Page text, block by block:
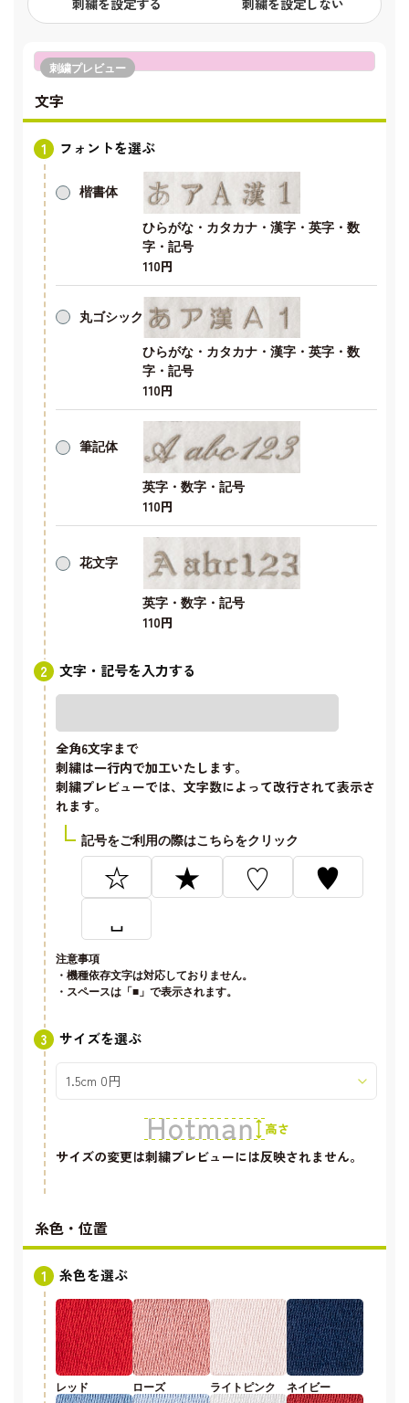
刺繍を設定する 刺繍を設定しない
刺繍プレビュー
文字
フォントを選ぶ
楷書体
ひらがな・カタカナ・漢字・英字・数
字・記号
110円
丸ゴシック
ひらがな・カタカナ・漢字・英字・数
字・記号
110円
筆記体
英字・数字・記号
110円
花文字
英字・数字・記号
110円
文字・記号を入力する
全角6文字まで
刺繍は一行内で加工いたします。
刺繍プレビューでは、文字数によって改行されて表示さ
れます。
記号をご利用の際はこちらをクリック
☆ ★ ♡
♥
␣
注意事項
・機種依存文字は対応しておりません。
・スペースは「■」で表示されます。
サイズを選ぶ
サイズの変更は刺繍プレビューには反映されません。
糸色・位置
糸色を選ぶ
レッド ローズ ライトピンク ネイビー